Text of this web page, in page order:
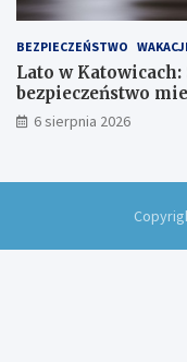
BEZPIECZEŃSTWO
Lato w
bezpieczeństwo
6 sierpnia 2026